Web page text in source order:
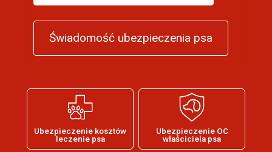
Świadomość ubezpieczenia psa
Ubezpieczenie kosztów
leczenie psa
Ubezpieczenie OC
właściciela psa